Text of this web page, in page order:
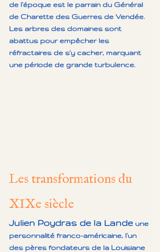
de l’époque est le parrain du Général
de Charette des Guerres de Vendée.
Les arbres des domaines sont
abattus pour empêcher les
réfractaires de s'y cacher, marquant
une période de grande turbulence.
Les transformations du
XIXe siècle
Julien Poydras de la Lande une
personnalité franco-américaine, l’un
des pères fondateurs de la Louisiane